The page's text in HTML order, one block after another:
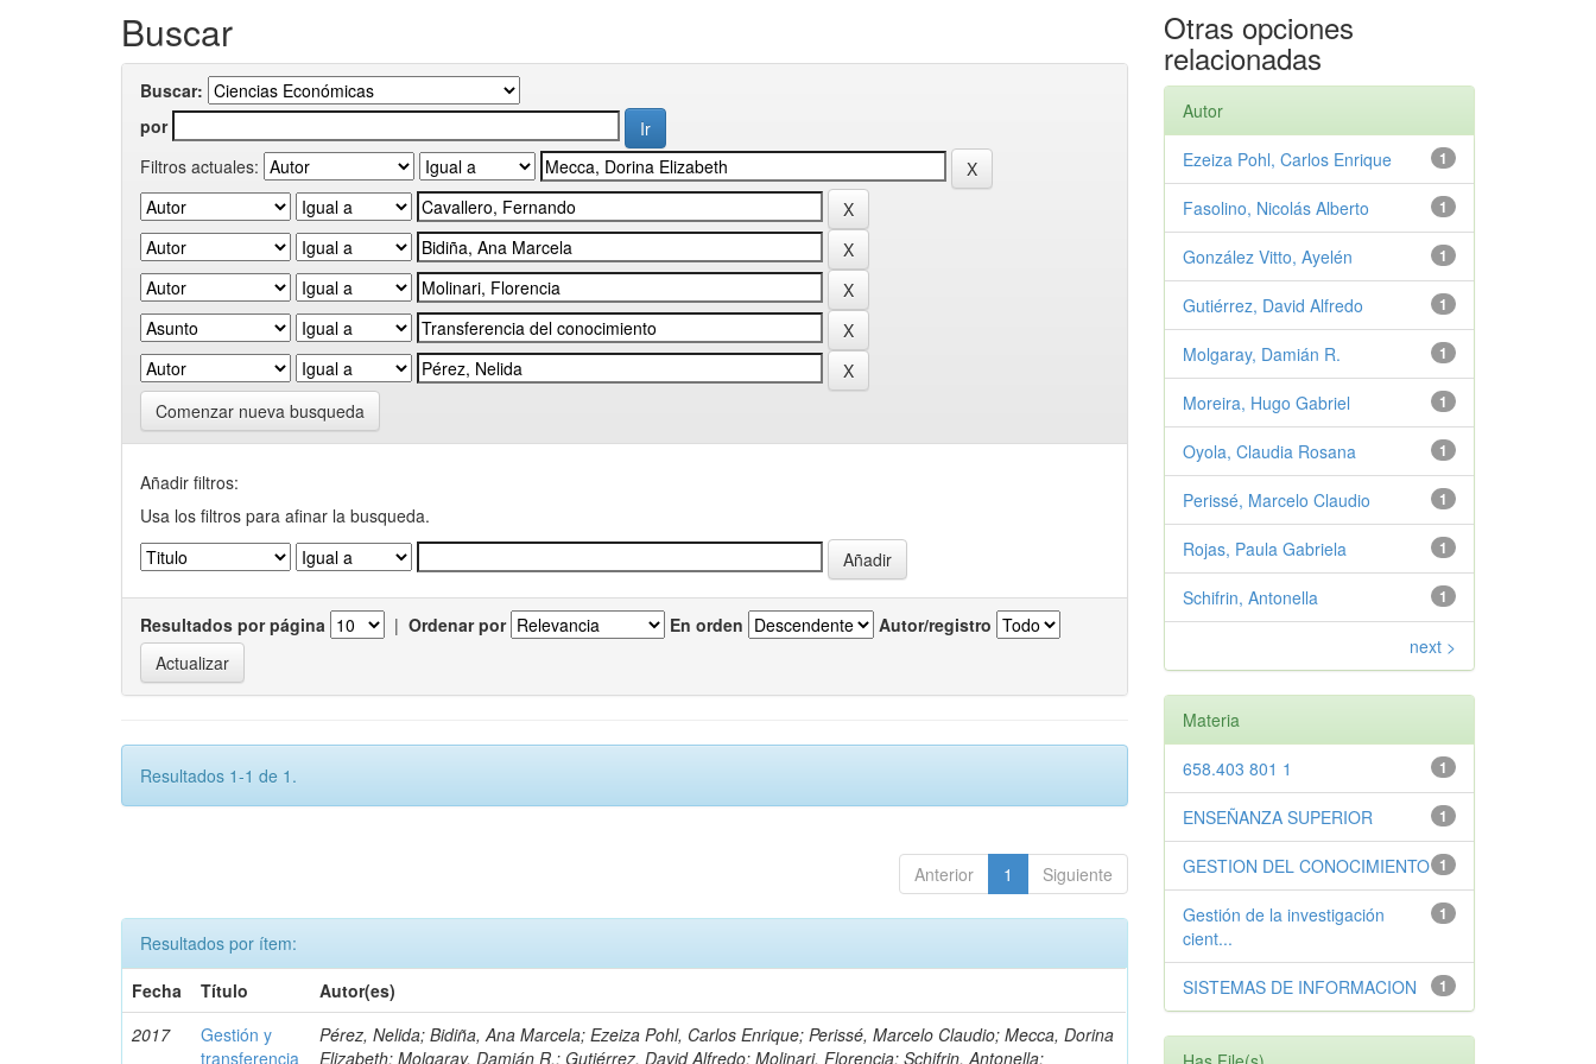
Buscar
Buscar:
por
Filtros actuales:
Comenzar nueva busqueda
Añadir filtros:
Usa los filtros para afinar la busqueda.
Resultados por página | Ordenar por En orden Autor/registro
Resultados 1-1 de 1.
Anterior 1 Siguiente
Resultados por ítem:
Fecha
Título
Autor(es)
2017
Gestión y
transferencia
Pérez, Nelida; Bidiña, Ana Marcela; Ezeiza Pohl, Carlos Enrique; Perissé, Marcelo Claudio; Mecca, Dorina
Elizabeth; Molgaray, Damián R.; Gutiérrez, David Alfredo; Molinari, Florencia; Schifrin, Antonella;
Otras opciones
relacionadas
Autor
1
Ezeiza Pohl, Carlos Enrique
1
Fasolino, Nicolás Alberto
1
González Vitto, Ayelén
1
Gutiérrez, David Alfredo
1
Molgaray, Damián R.
1
Moreira, Hugo Gabriel
1
Oyola, Claudia Rosana
1
Perissé, Marcelo Claudio
1
Rojas, Paula Gabriela
1
Schifrin, Antonella
next >
Materia
1
658.403 801 1
1
ENSEÑANZA SUPERIOR
1
GESTION DEL CONOCIMIENTO
1
Gestión de la investigación
cient...
1
SISTEMAS DE INFORMACION